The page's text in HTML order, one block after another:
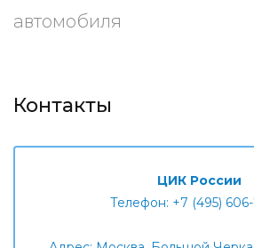
автомобиля
Контакты
ЦИК России
Телефон: +7 (495)